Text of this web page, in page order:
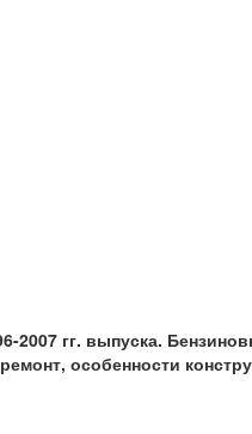
2007 гг. выпуска.
особенности